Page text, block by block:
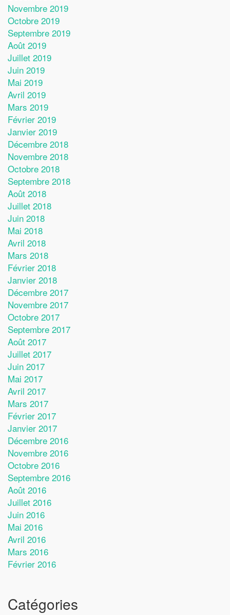
Novembre 2019
Octobre 2019
Septembre 2019
Août 2019
Juillet 2019
Juin 2019
Mai 2019
Avril 2019
Mars 2019
Février 2019
Janvier 2019
Décembre 2018
Novembre 2018
Octobre 2018
Septembre 2018
Août 2018
Juillet 2018
Juin 2018
Mai 2018
Avril 2018
Mars 2018
Février 2018
Janvier 2018
Décembre 2017
Novembre 2017
Octobre 2017
Septembre 2017
Août 2017
Juillet 2017
Juin 2017
Mai 2017
Avril 2017
Mars 2017
Février 2017
Janvier 2017
Décembre 2016
Novembre 2016
Octobre 2016
Septembre 2016
Août 2016
Juillet 2016
Juin 2016
Mai 2016
Avril 2016
Mars 2016
Février 2016
Catégories